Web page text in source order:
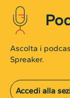
Ascolta i
Spreaker.
Accedi alla